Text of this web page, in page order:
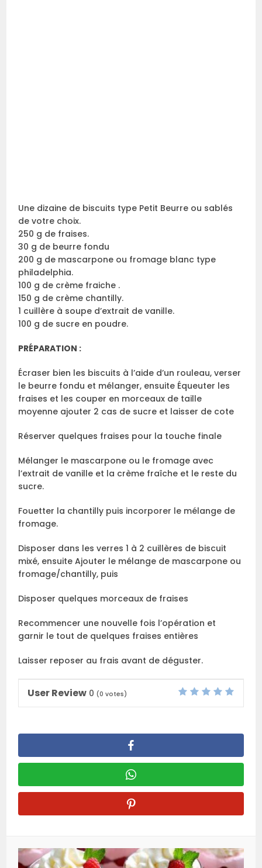
Une dizaine de biscuits type Petit Beurre ou sablés
de votre choix.
250 g de fraises.
30 g de beurre fondu
200 g de mascarpone ou fromage blanc type
philadelphia.
100 g de crème fraiche .
150 g de crème chantilly.
1 cuillère à soupe d’extrait de vanille.
100 g de sucre en poudre.
PRÉPARATION :
Écraser bien les biscuits à l’aide d’un rouleau, verser
le beurre fondu et mélanger, ensuite Équeuter les
fraises et les couper en morceaux de taille
moyenne ajouter 2 cas de sucre et laisser de cote
Réserver quelques fraises pour la touche finale
Mélanger le mascarpone ou le fromage avec
l’extrait de vanille et la crème fraîche et le reste du
sucre.
Fouetter la chantilly puis incorporer le mélange de
fromage.
Disposer dans les verres 1 à 2 cuillères de biscuit
mixé, ensuite Ajouter le mélange de mascarpone ou
fromage/chantilly, puis
Disposer quelques morceaux de fraises
Recommencer une nouvelle fois l’opération et
garnir le tout de quelques fraises entières
Laisser reposer au frais avant de déguster.
User Review 0 (0 votes)